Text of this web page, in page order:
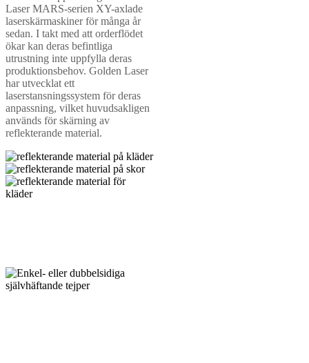
Laser MARS-serien XY-axlade
laserskärmaskiner för många år
sedan. I takt med att orderflödet
ökar kan deras befintliga
utrustning inte uppfylla deras
produktionsbehov. Golden Laser
har utvecklat ett
laserstansningssystem för deras
anpassning, vilket huvudsakligen
används för skärning av
reflekterande material.